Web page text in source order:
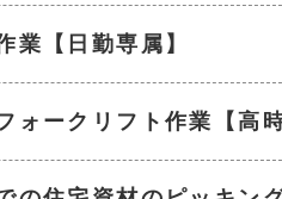
業【日勤専属】
ォークリフト作業【高時